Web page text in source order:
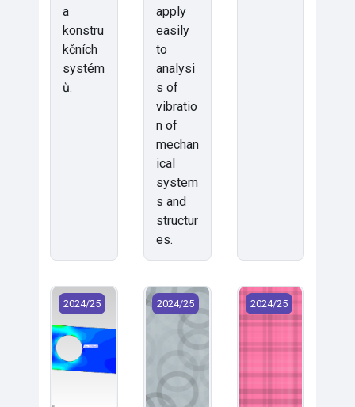
a
konstru
kčních
systém
ů.
apply
easily
to
analysi
s of
vibratio
n of
mechan
ical
system
s and
structur
es.
KMP/PP1 - Pružnost a pevnost I (2024)
2024/25 KMP/PP2 - Pružnost a pevnost II
2024/25 KMP/SMS*M -
2024/25